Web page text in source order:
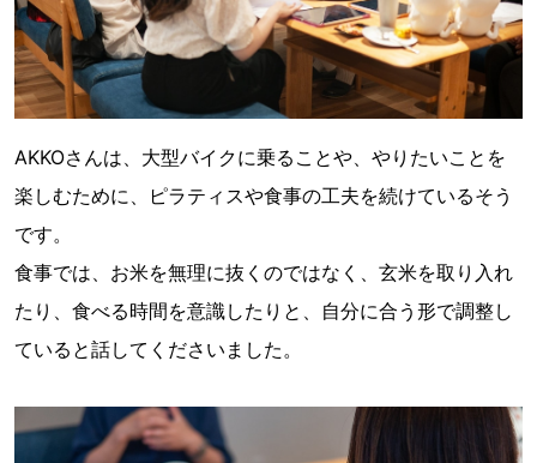
AKKOさんは、大型バイクに乗ることや、やりたいことを
楽しむために、ピラティスや食事の工夫を続けているそう
です。
食事では、お米を無理に抜くのではなく、玄米を取り入れ
たり、食べる時間を意識したりと、自分に合う形で調整し
ていると話してくださいました。